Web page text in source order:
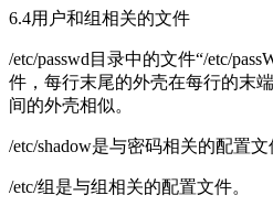
6.4用户和组相关的文件
/etc/passwd目录中的文件“/etc/
件，每行末尾的外壳在每行的末
间的外壳相似。
/etc/shadow是与密码相关的配置文
/etc/组是与组相关的配置文件。